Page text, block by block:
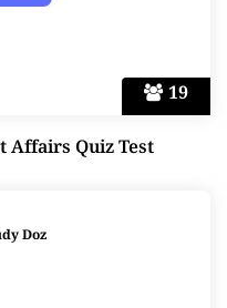
19
Affairs Quiz Test
Doz